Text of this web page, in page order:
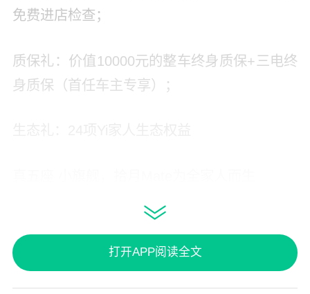
免费进店检查；
质保礼：价值10000元的整车终身质保+三电终
身质保（首任车主专享）；
当前，纯电小车市场存在显著的产品断层——5
万级价位段尚无真正满足五人乘坐需求的精品
车型，空间表现既是纯电小车用户的核心刚
需，更成为制约行业发展的关键痛点。
打开APP阅读全文